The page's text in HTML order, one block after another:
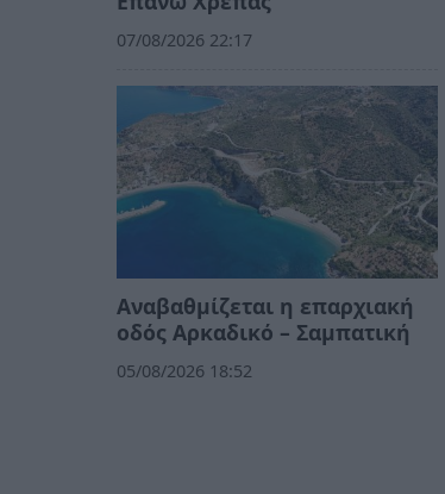
07/08/2026 22:17
Αναβαθμίζεται η επαρχιακή
οδός Αρκαδικό – Σαμπατική
05/08/2026 18:52